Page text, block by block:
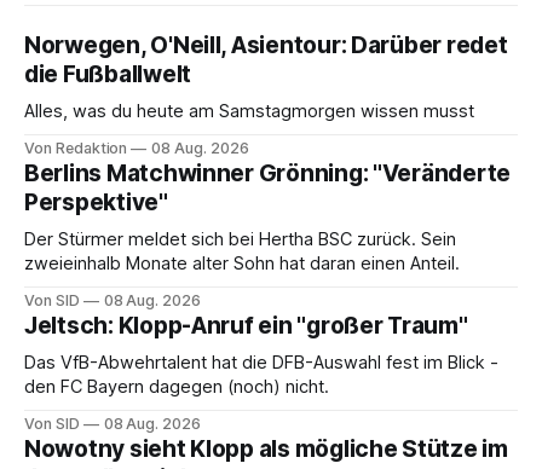
Norwegen, O'Neill, Asientour: Darüber redet
die Fußballwelt
Alles, was du heute am Samstagmorgen wissen musst
Von Redaktion 08 Aug. 2026
Berlins Matchwinner Grönning: "Veränderte
Perspektive"
Der Stürmer meldet sich bei Hertha BSC zurück. Sein
zweieinhalb Monate alter Sohn hat daran einen Anteil.
Von SID 08 Aug. 2026
Jeltsch: Klopp-Anruf ein "großer Traum"
Das VfB-Abwehrtalent hat die DFB-Auswahl fest im Blick -
den FC Bayern dagegen (noch) nicht.
Von SID 08 Aug. 2026
Nowotny sieht Klopp als mögliche Stütze im